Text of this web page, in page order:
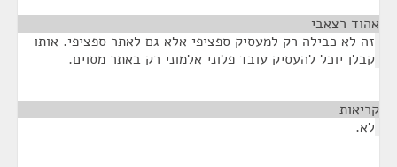
אהוד רצאבי
זה לא כבילה רק למעסיק ספציפי אלא גם לאתר ספציפי. אותו
קבלן יוכל להעסיק עובד פלוני אלמוני רק באתר מסוים.
קריאות
לא.